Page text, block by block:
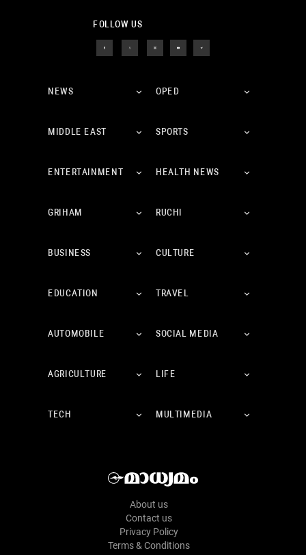
FOLLOW US
NEWS OPED
MIDDLE EAST SPORTS
ENTERTAINMENT HEALTH NEWS
GRIHAM RUCHI
BUSINESS CULTURE
EDUCATION TRAVEL
AUTOMOBILE SOCIAL MEDIA
AGRICULTURE LIFE
TECH MULTIMEDIA
About us
Contact us
Privacy Policy
Terms & Conditions